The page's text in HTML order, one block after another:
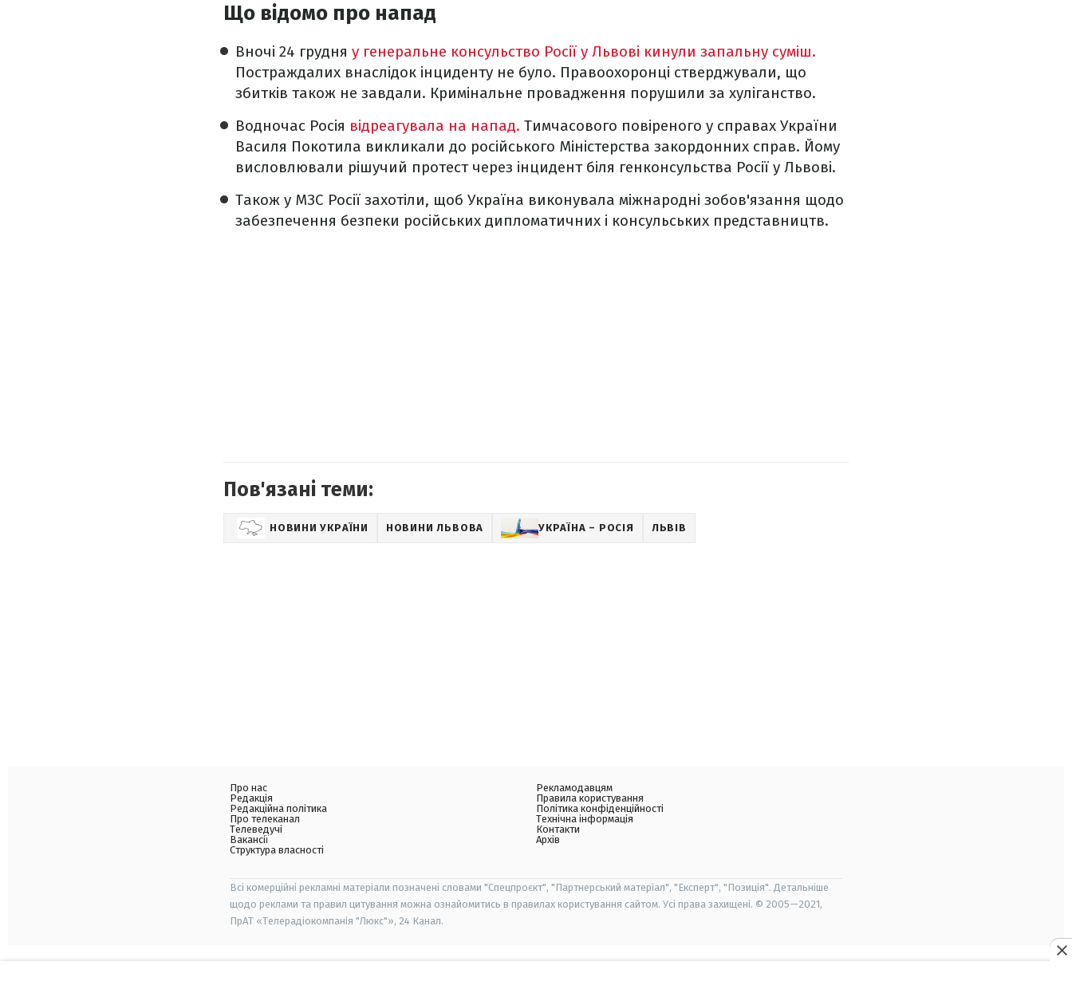
Що відомо про напад
Вночі 24 грудня у генеральне консульство Росії у Львові кинули запальну суміш.
Постраждалих внаслідок інциденту не було. Правоохоронці стверджували, що
збитків також не завдали. Кримінальне провадження порушили за хуліганство.
Водночас Росія відреагувала на напад. Тимчасового повіреного у справах України
Василя Покотила викликали до російського Міністерства закордонних справ. Йому
висловлювали рішучий протест через інцидент біля генконсульства Росії у Львові.
Також у МЗС Росії захотіли, щоб Україна виконувала міжнародні зобов'язання щодо
забезпечення безпеки російських дипломатичних і консульських представництв.
Пов'язані теми:
НОВИНИ УКРАЇНИ НОВИНИ ЛЬВОВА УКРАЇНА – РОСІЯ ЛЬВІВ
Про нас
Редакція
Редакційна політика
Про телеканал
Телеведучі
Вакансії
Структура власності
Рекламодавцям
Правила користування
Політика конфіденційності
Технічна інформація
Контакти
Архів
Всі комерційні рекламні матеріали позначені словами "Спецпроєкт", "Партнерський матеріал", "Експерт", "Позиція". Детальніше
щодо реклами та правил цитування можна ознайомитись в правилах користування сайтом. Усі права захищені. © 2005—2021,
ПрАТ «Телерадіокомпанія "Люкс"», 24 Канал.